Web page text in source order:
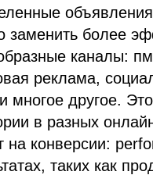
заменить более
каналы:
реклама,
многое другое.
в разных
на конверсии:
таких как